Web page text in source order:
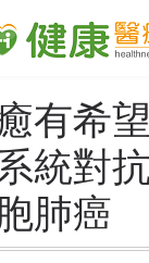
有希
統對
肺癌